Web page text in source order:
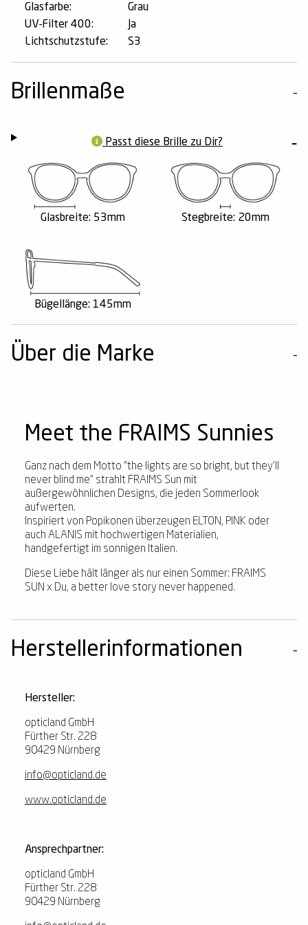
Glasfarbe:
Grau
UV-Filter 400:
Ja
Lichtschutzstufe:
S3
Brillenmaße
Passt diese Brille zu Dir?
Glasbreite: 53mm Stegbreite: 20mm
Bügellänge: 145mm
Über die Marke
Meet the FRAIMS Sunnies
Ganz nach dem Motto "the lights are so bright, but they'll
never blind me" strahlt FRAIMS Sun mit
außergewöhnlichen Designs, die jeden Sommerlook
aufwerten.
Inspiriert von Popikonen überzeugen ELTON, PINK oder
auch ALANIS mit hochwertigen Materialien,
handgefertigt im sonnigen Italien.
Diese Liebe hält länger als nur einen Sommer: FRAIMS
SUN x Du, a better love story never happened.
Herstellerinformationen
Hersteller:
opticland GmbH
Fürther Str. 228
90429 Nürnberg
info@opticland.de
www.opticland.de
Ansprechpartner:
opticland GmbH
Fürther Str. 228
90429 Nürnberg